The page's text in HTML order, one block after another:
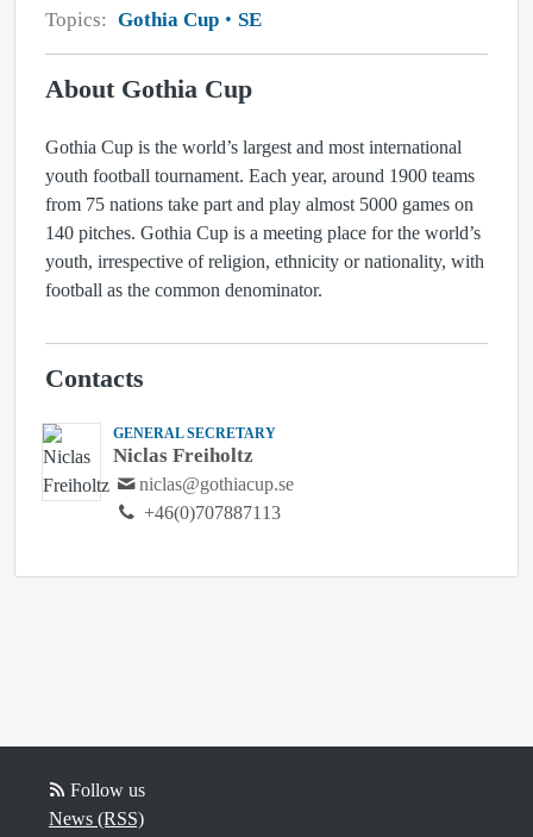
Topics: Gothia Cup SE
About Gothia Cup
Gothia Cup is the world’s largest and most international
youth football tournament. Each year, around 1900 teams
from 75 nations take part and play almost 5000 games on
140 pitches. Gothia Cup is a meeting place for the world’s
youth, irrespective of religion, ethnicity or nationality, with
football as the common denominator.
Contacts
GENERAL SECRETARY
Niclas Freiholtz
niclas@gothiacup.se
+46(0)707887113
Follow us
News (RSS)